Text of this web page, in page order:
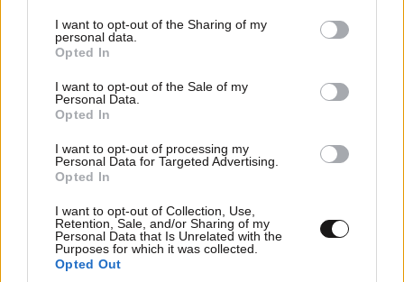
not limited to your visit or usage behaviour. You may click to
grant or deny consent to Google and its third-party tags to
use your data for below specified purposes in below Google
consent section.
I want to opt-out of the Sharing of my
personal data.
Opted In
I want to opt-out of the Sale of my
Personal Data.
Opted In
I want to opt-out of processing my
Personal Data for Targeted Advertising.
Opted In
I want to opt-out of Collection, Use,
Retention, Sale, and/or Sharing of my
Personal Data that Is Unrelated with the
Purposes for which it was collected.
Opted Out